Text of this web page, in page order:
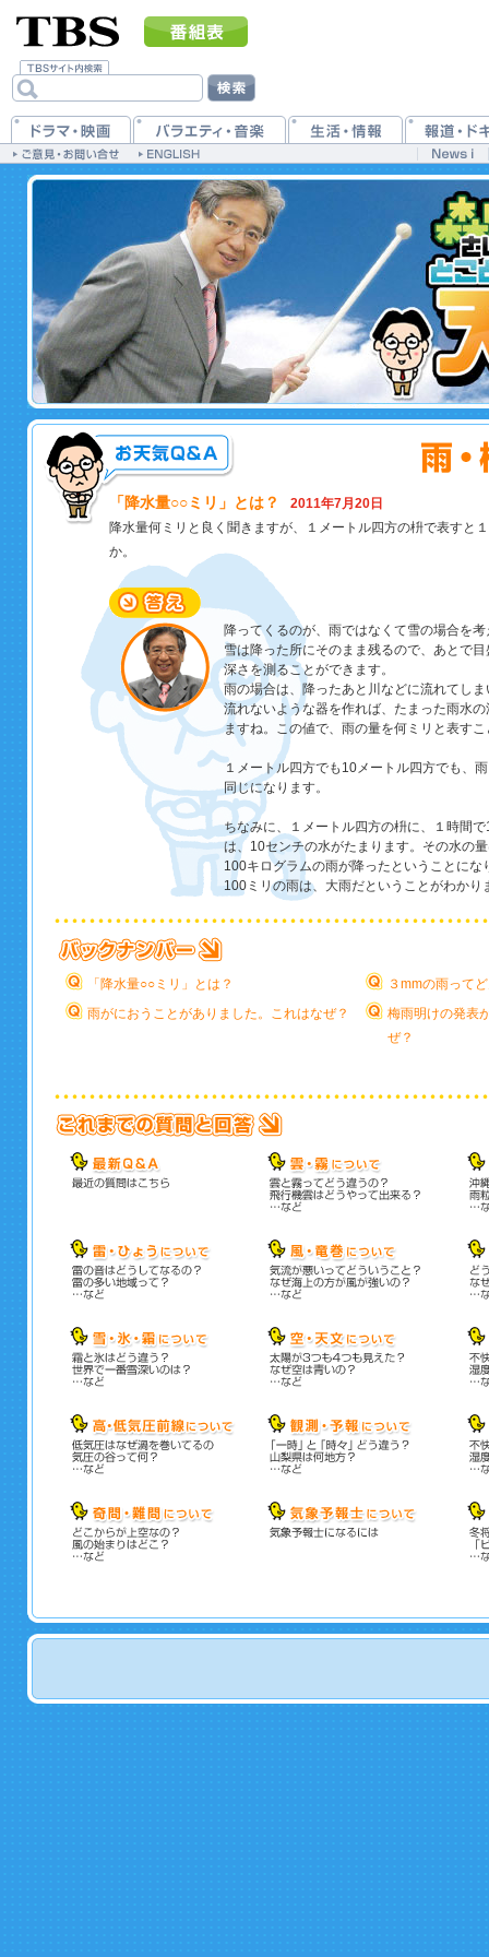
「降水量○○ミリ」とは？
2011年7月20日
降水量何ミリと良く聞きますが、１メートル四方の枡で表すと
か。
降ってくるのが、雨ではなくて雪の場合を
雪は降った所にそのまま残るので、あとで
深さを測ることができます。
雨の場合は、降ったあと川などに流れてし
流れないような器を作れば、たまった雨水
ますね。この値で、雨の量を何ミリと表す
１メートル四方でも10メートル四方でも、
同じになります。
ちなみに、１メートル四方の枡に、１時間
は、10センチの水がたまります。その水の
100キログラムの雨が降ったということにな
100ミリの雨は、大雨だということがわかり
「降水量○○ミリ」とは？
３mmの雨って
雨がにおうことがありました。これはなぜ？
梅雨明けの発表
ぜ？